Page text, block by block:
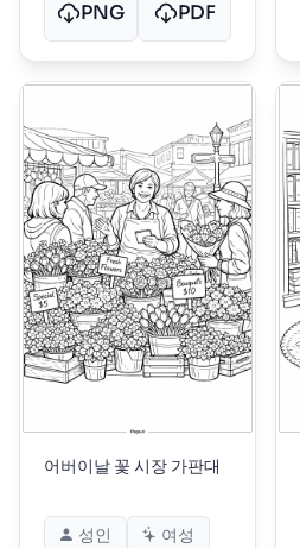
PNG PDF
어버이날 꽃 시장 가판대
성인
여성